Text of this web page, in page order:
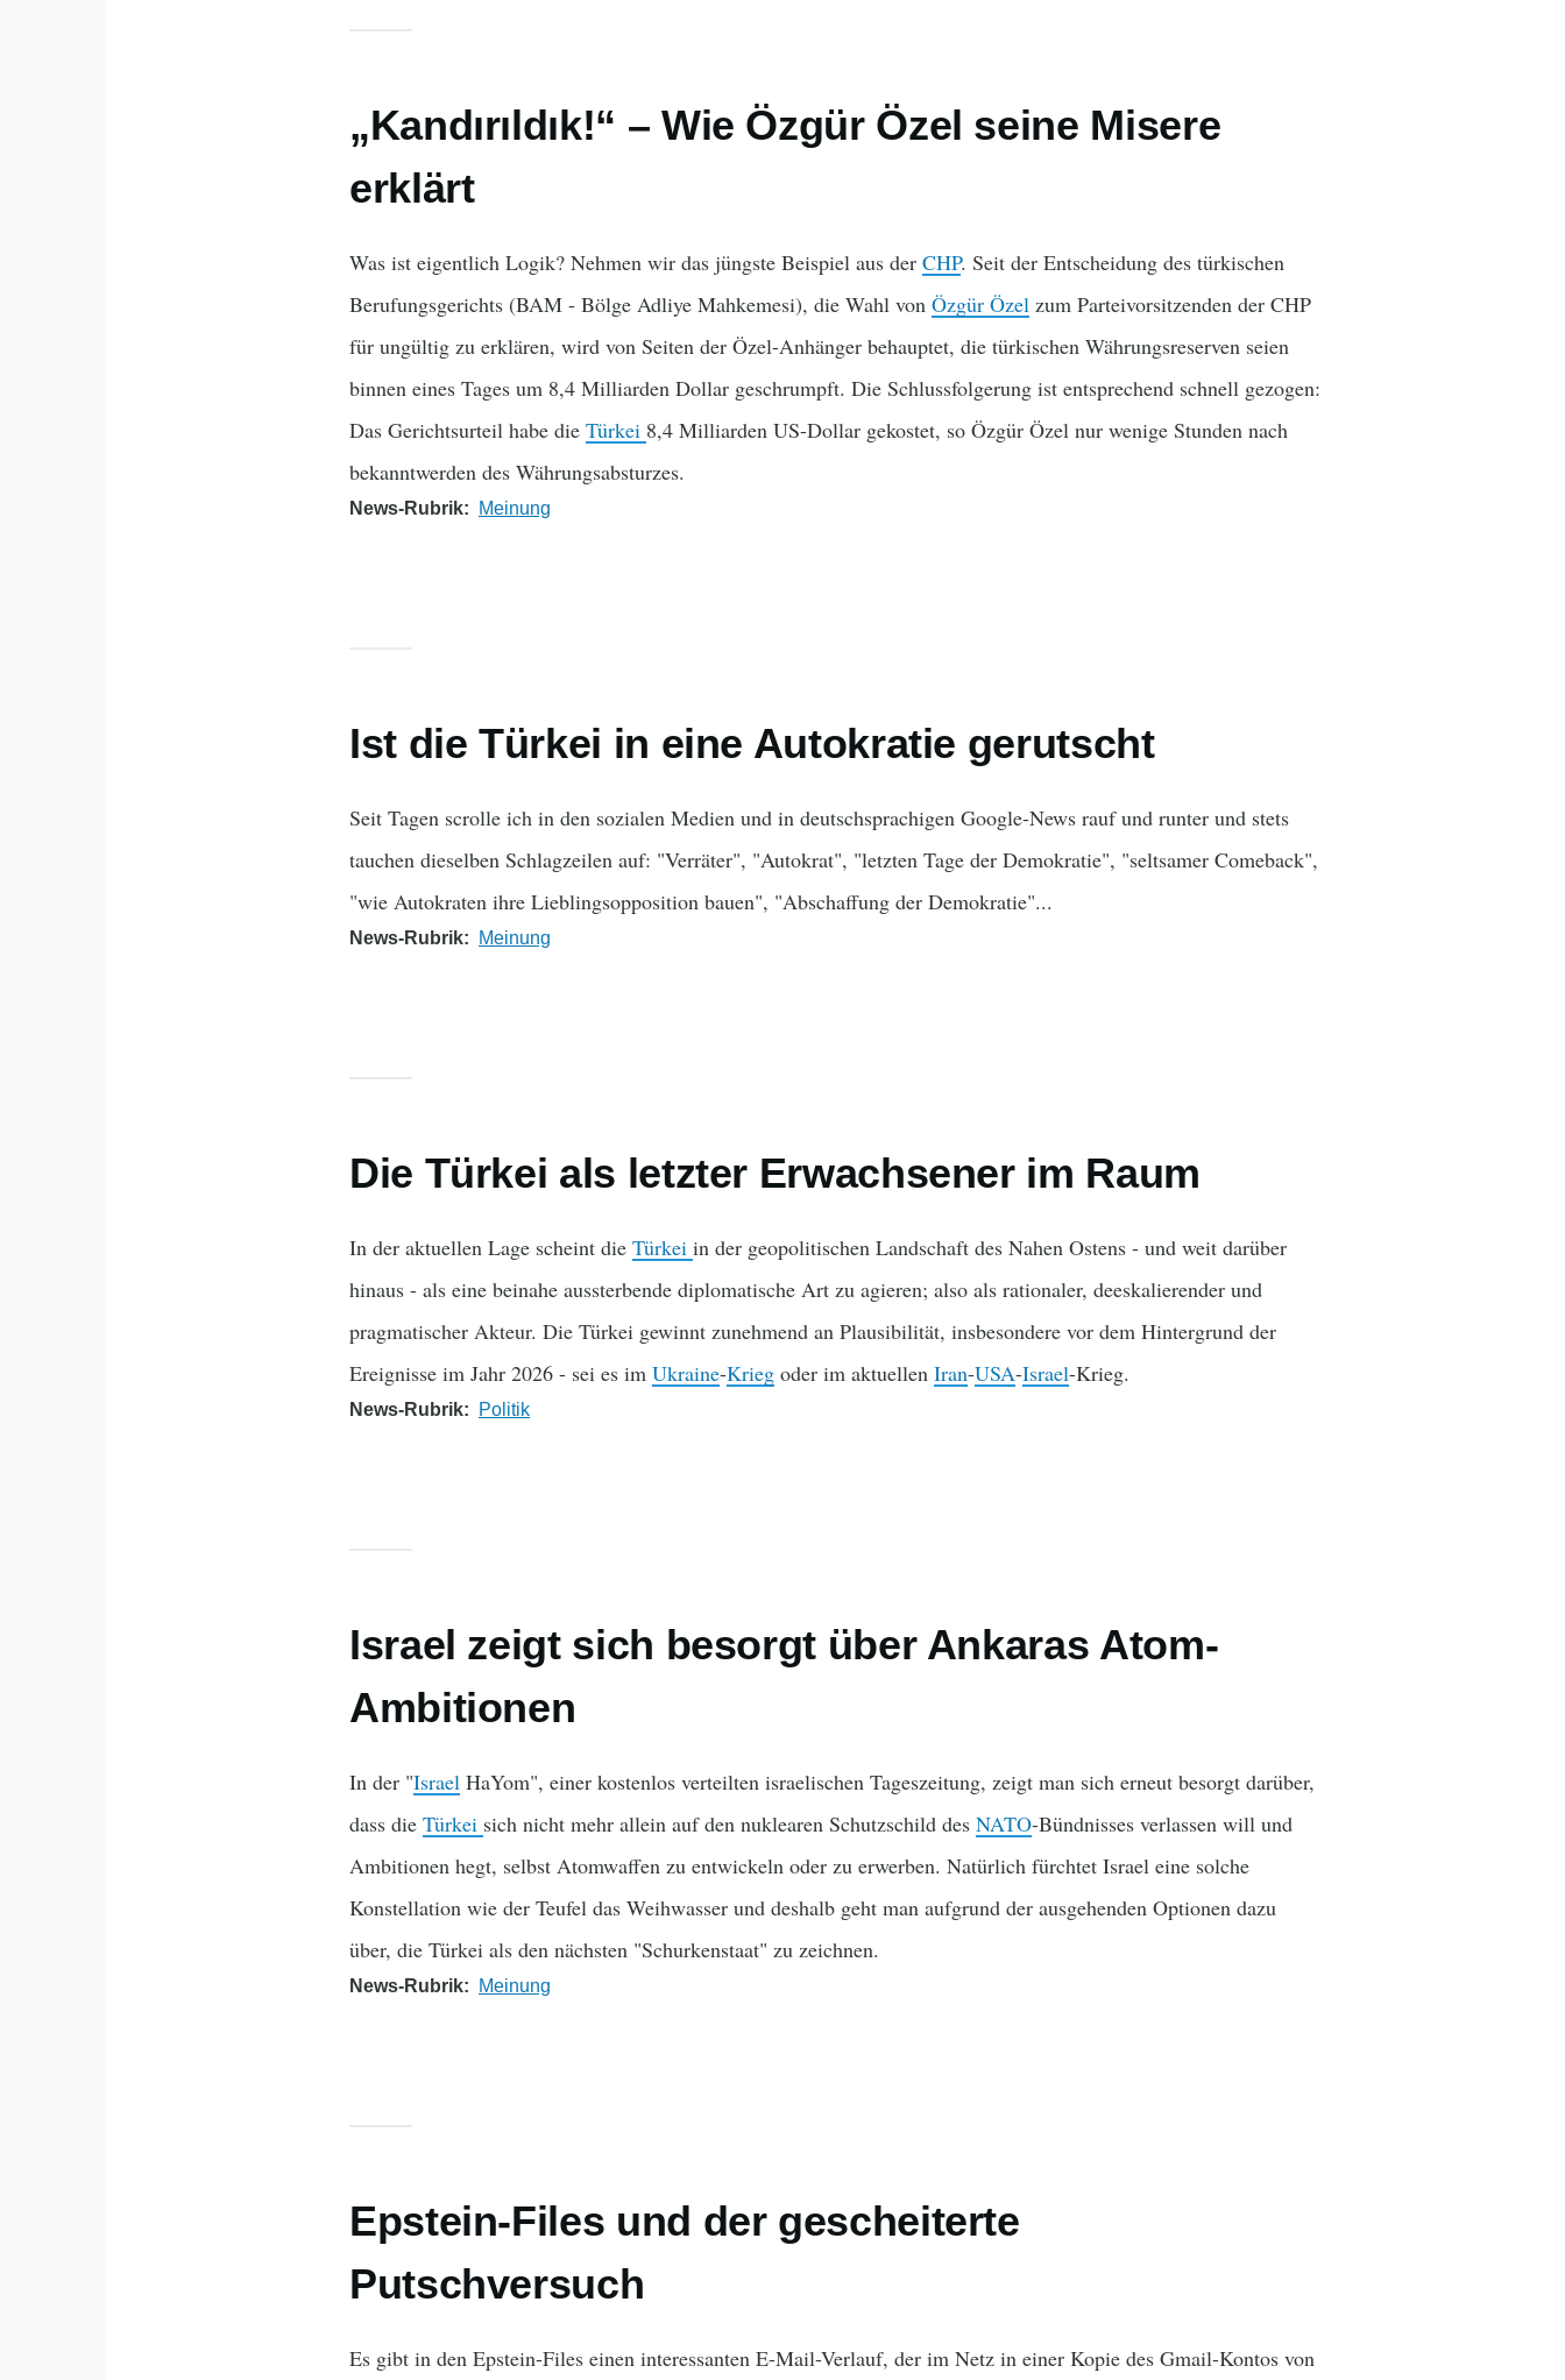
„Kandırıldık!“ – Wie Özgür Özel seine Misere
erklärt
Was ist eigentlich Logik? Nehmen wir das jüngste Beispiel aus der CHP. Seit der Entscheidung des türkischen
Berufungsgerichts (BAM - Bölge Adliye Mahkemesi), die Wahl von Özgür Özel zum Parteivorsitzenden der CHP
für ungültig zu erklären, wird von Seiten der Özel-Anhänger behauptet, die türkischen Währungsreserven seien
binnen eines Tages um 8,4 Milliarden Dollar geschrumpft. Die Schlussfolgerung ist entsprechend schnell gezogen:
Das Gerichtsurteil habe die Türkei 8,4 Milliarden US-Dollar gekostet, so Özgür Özel nur wenige Stunden nach
bekanntwerden des Währungsabsturzes.
News-Rubrik Meinung
Ist die Türkei in eine Autokratie gerutscht
Seit Tagen scrolle ich in den sozialen Medien und in deutschsprachigen Google-News rauf und runter und stets
tauchen dieselben Schlagzeilen auf: "Verräter", "Autokrat", "letzten Tage der Demokratie", "seltsamer Comeback",
"wie Autokraten ihre Lieblingsopposition bauen", "Abschaffung der Demokratie"...
News-Rubrik Meinung
Die Türkei als letzter Erwachsener im Raum
In der aktuellen Lage scheint die Türkei in der geopolitischen Landschaft des Nahen Ostens - und weit darüber
hinaus - als eine beinahe aussterbende diplomatische Art zu agieren; also als rationaler, deeskalierender und
pragmatischer Akteur. Die Türkei gewinnt zunehmend an Plausibilität, insbesondere vor dem Hintergrund der
Ereignisse im Jahr 2026 - sei es im Ukraine-Krieg oder im aktuellen Iran-USA-Israel-Krieg.
News-Rubrik Politik
Israel zeigt sich besorgt über Ankaras Atom-
Ambitionen
In der "Israel HaYom", einer kostenlos verteilten israelischen Tageszeitung, zeigt man sich erneut besorgt darüber,
dass die Türkei sich nicht mehr allein auf den nuklearen Schutzschild des NATO-Bündnisses verlassen will und
Ambitionen hegt, selbst Atomwaffen zu entwickeln oder zu erwerben. Natürlich fürchtet Israel eine solche
Konstellation wie der Teufel das Weihwasser und deshalb geht man aufgrund der ausgehenden Optionen dazu
über, die Türkei als den nächsten "Schurkenstaat" zu zeichnen.
News-Rubrik Meinung
Epstein-Files und der gescheiterte
Putschversuch
Es gibt in den Epstein-Files einen interessanten E-Mail-Verlauf, der im Netz in einer Kopie des Gmail-Kontos von